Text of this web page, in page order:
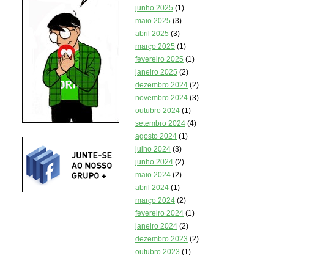
junho 2025 (1)
maio 2025 (3)
abril 2025 (3)
março 2025 (1)
fevereiro 2025 (1)
janeiro 2025 (2)
dezembro 2024 (2)
novembro 2024 (3)
outubro 2024 (1)
setembro 2024 (4)
agosto 2024 (1)
julho 2024 (3)
junho 2024 (2)
maio 2024 (2)
abril 2024 (1)
março 2024 (2)
fevereiro 2024 (1)
janeiro 2024 (2)
dezembro 2023 (2)
outubro 2023 (1)